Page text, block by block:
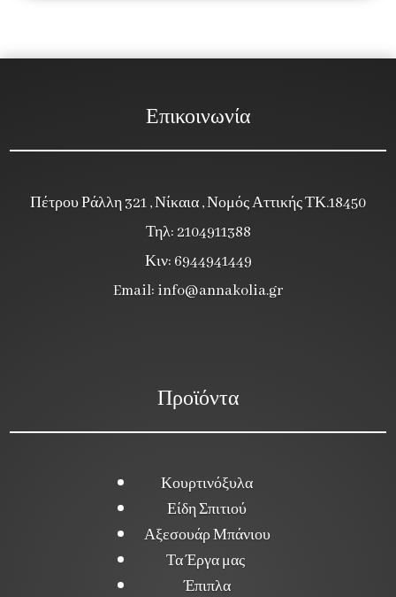
Επικοινωνία
Πέτρου Ράλλη 321 , Νίκαια , Νομός Αττικής ΤΚ.18450
Τηλ: 2104911388
Κιν: 6944941449
Email: info@annakolia.gr
Προϊόντα
Κουρτινόξυλα
Είδη Σπιτιού
Αξεσουάρ Μπάνιου
Τα Έργα μας
Έπιπλα